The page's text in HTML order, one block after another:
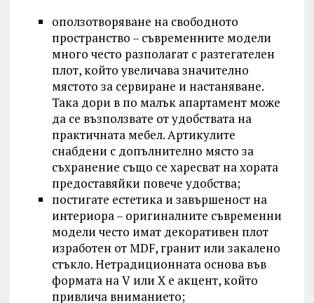
оползотворяване на свободното
пространство – съвременните модели
много често разполагат с разтегателен
плот, който увеличава значително
мястото за сервиране и настаняване.
Така дори в по малък апартамент може
да се възползвате от удобствата на
практичната мебел. Артикулите
снабдени с допълнително място за
съхранение също се харесват на хората
предоставяйки повече удобства;
постигате естетика и завършеност на
интериора – оригиналните съвременни
модели често имат декоративен плот
изработен от MDF, гранит или закалено
стъкло. Нетрадиционната основа във
формата на V или X е акцент, който
привлича вниманието;